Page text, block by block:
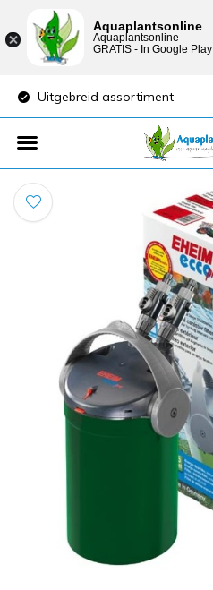
Uitgebreid assortiment
Aquaplantsonline
Aquaplantsonline
GRATIS - In Google Play